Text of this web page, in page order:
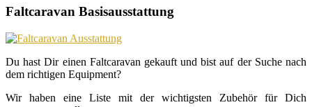
Faltcaravan Basisausstattung
Du hast Dir einen Faltcaravan gekauft und bist auf der Suche nach
dem richtigen Equipment?
Wir haben eine Liste mit der wichtigsten Zubehör für Dich